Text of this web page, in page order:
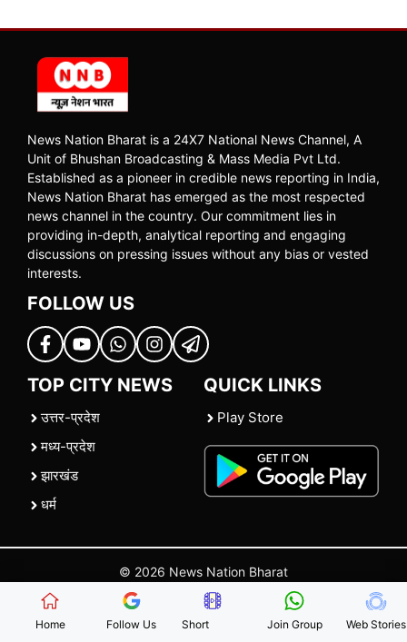
News Nation Bharat is a 24X7 National News Channel, A
Unit of Bhushan Broadcasting & Mass Media Pvt Ltd.
Established as a pioneer in credible news reporting in India,
News Nation Bharat has emerged as the most respected
news channel in the country. Our commitment lies in
providing in-depth, analytical reporting and engaging
discussions on pressing issues without any bias or vested
interests.
FOLLOW US
TOP CITY NEWS
उत्तर-प्रदेश
मध्य-प्रदेश
झारखंड
धर्म
QUICK LINKS
Play Store
© 2026 News Nation Bharat
Home| |Contact Us |Policies Terms and Conditions
Home Follow Us
Short
Join Group Web Stories